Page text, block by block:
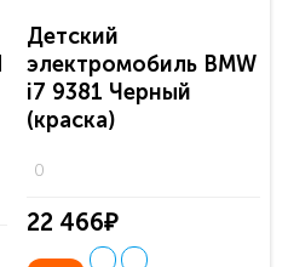
Детский
электромобиль BMW
i7 9381 Черный
(краска)
0
22 466₽